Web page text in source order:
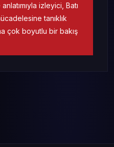
izleyici, Batı
tanıklık
çok boyutlu bir bakış